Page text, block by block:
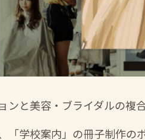
ンと美容・ブライダルの複
「学校案内」の冊子制作の